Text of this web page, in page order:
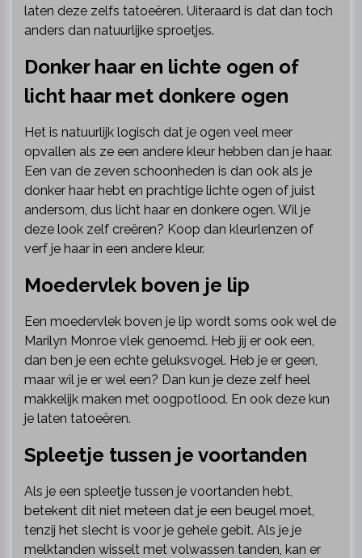
laten deze zelfs tatoeëren. Uiteraard is dat dan toch
anders dan natuurlijke sproetjes.
Donker haar en lichte ogen of
licht haar met donkere ogen
Het is natuurlijk logisch dat je ogen veel meer
opvallen als ze een andere kleur hebben dan je haar.
Een van de zeven schoonheden is dan ook als je
donker haar hebt en prachtige lichte ogen of juist
andersom, dus licht haar en donkere ogen. Wil je
deze look zelf creëren? Koop dan kleurlenzen of
verf je haar in een andere kleur.
Moedervlek boven je lip
Een moedervlek boven je lip wordt soms ook wel de
Marilyn Monroe vlek genoemd. Heb jij er ook een,
dan ben je een echte geluksvogel. Heb je er geen,
maar wil je er wel een? Dan kun je deze zelf heel
makkelijk maken met oogpotlood. En ook deze kun
je laten tatoeëren.
Spleetje tussen je voortanden
Als je een spleetje tussen je voortanden hebt,
betekent dit niet meteen dat je een beugel moet,
tenzij het slecht is voor je gehele gebit. Als je je
melktanden wisselt met volwassen tanden, kan er